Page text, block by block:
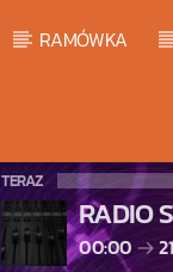
RAMÓWKA
TERAZ
RADIO
00:00